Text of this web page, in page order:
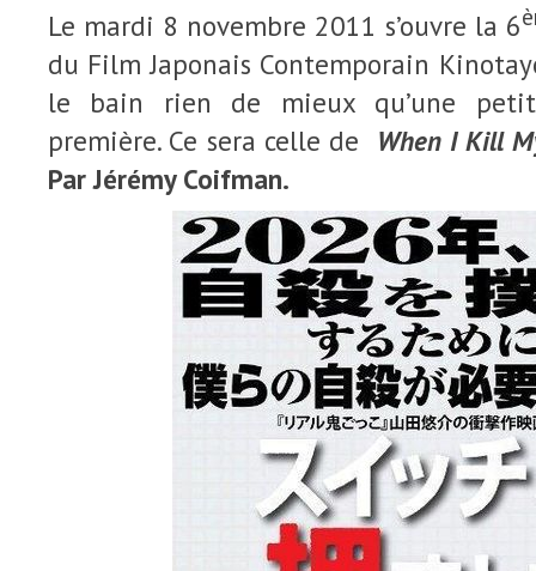
Le mardi 8 novembre 2011 s’ouvre la 6
du Film Japonais Contemporain
le bain rien de mieux qu’une
première. Ce sera celle de When I Kill
Par Jérémy Coifman.